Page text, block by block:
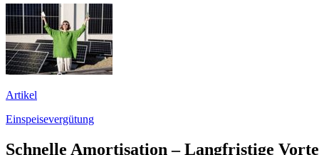
Artikel
Einspeisevergütung
Schnelle Amortisation – Langfristige